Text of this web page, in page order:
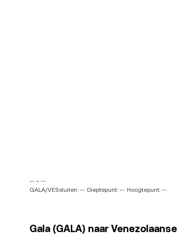
-- ~ --
GALA/VESsluiten: -- Dieptepunt: -- Hoogtepunt: --
Gala (GALA) naar